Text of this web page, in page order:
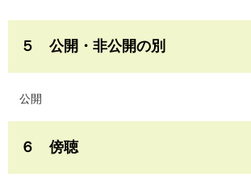
５ 公開・非公開の別
公開
６ 傍聴